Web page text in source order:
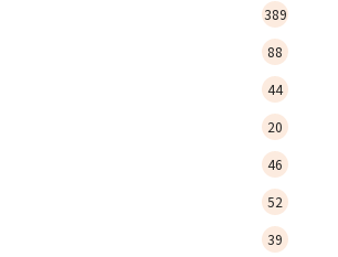
389
88
44
20
46
52
39